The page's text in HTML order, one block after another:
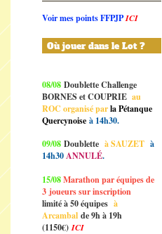
Voir mes points FFPJPICI
Où jouer dans le Lot ?
08/08 Doublette Challenge
BORNES et COUPRIE au
ROC organisé parla Pétanque
Quercynoise à 14h30.
09/08 Doublette à SAUZET à
14h30ANNULÉ.
15/08Marathon par équipes de
3 joueurs sur inscription
limité à 50 équipes à
Arcambal de 9h à 19h
(1150€)ICI